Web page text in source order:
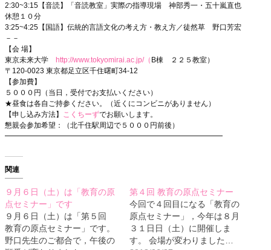
2:30~3:15【音読】「音読教室」実際の指導現場 神部秀一・五十嵐直也
休憩１０分
3:25~4:25【国語】伝統的言語文化の考え方・教え方／徒然草 野口芳宏
－－
【会 場】
東京未来大学
http://www.tokyomirai.ac.jp/（ B棟 ２２５教室）
〒120-0023 東京都足立区千住曙町34-12
【参加費】
５０００円（当日，受付でお支払いください）
★昼食は各自ご持参ください。（近くにコンビニがありません）
【申し込み方法】 こくちーずでお願いします。
懇親会参加希望：（北千住駅周辺で５０００円前後）
━━━━━━━━━━━━━━━━━━━━━━━━━━━━━━
関連
９月６日（土）は「教育の原
点セミナー」です
９月６日（土）は「第５回
教育の原点セミナー」です。
野口先生のご都合で，午後の
第４回 教育の原点セミナー
今回で４回目になる「教育の
原点セミナー」，今年は８月
３１日日（土）に開催しま
す。 会場が変わりました…